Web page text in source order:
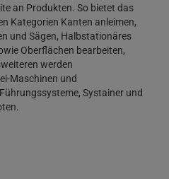
an Produkten. So bietet das
Kategorien Kanten anleimen,
und Sägen, Halbstationäres
Oberflächen bearbeiten,
werden
Maschinen und
Systainer und